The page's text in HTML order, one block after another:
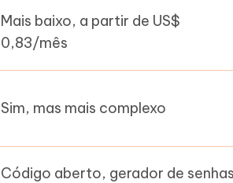
Mais baixo, a partir de US$
0,83/mês
Sim, mas mais complexo
Código aberto, gerador de senhas